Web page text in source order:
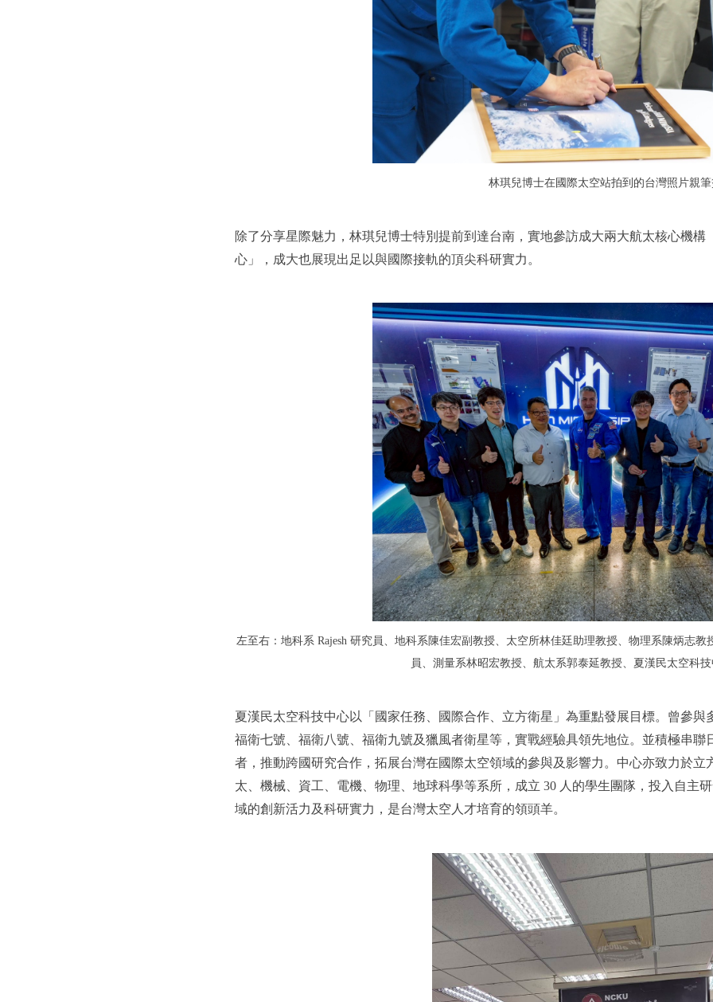
林琪兒博士在國際太空站拍到的台灣照片親
除了分享星際魅力，林琪兒博士特別提前到達台南，實地參訪成大兩大航太核心機
心」，成大也展現出足以與國際接軌的頂尖科研實力。
左至右：地科系 Rajesh 研究員、地科系陳佳宏副教授、太空所林佳廷助理教授、物理系陳炳志
員、測量系林昭宏教授、航太系郭泰延教授、夏漢民太空科
夏漢民太空科技中心以「國家任務、國際合作、立方衛星」為重點發展目標。曾參
福衛七號、福衛八號、福衛九號及獵風者衛星等，實戰經驗具領先地位。並積極串
者，推動跨國研究合作，拓展台灣在國際太空領域的參與及影響力。中心亦致力於
太、機械、資工、電機、物理、地球科學等系所，成立 30 人的學生團隊，投入自主
域的創新活力及科研實力，是台灣太空人才培育的領頭羊。